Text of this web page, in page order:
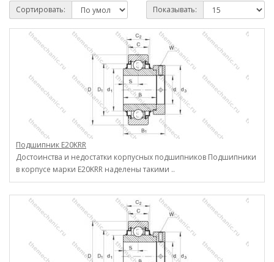
Сортировать: Показывать:
Подшипник E20KRR
Достоинства и недостатки корпусных подшипников Подшипники
в корпусе марки E20KRR наделены такими ..